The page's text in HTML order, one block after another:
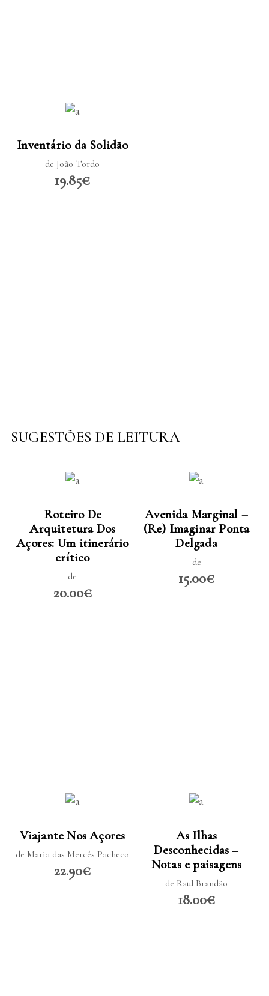
Inventário da Solidão
de João Tordo
19.85€
SUGESTÕES DE LEITURA
Roteiro De
Arquitetura Dos
Açores: Um itinerário
crítico
de
20.00€
Avenida Marginal –
(Re) Imaginar Ponta
Delgada
de
15.00€
Viajante Nos Açores
de Maria das Mercês Pacheco
22.90€
As Ilhas
Desconhecidas –
Notas e paisagens
de Raul Brandão
18.00€